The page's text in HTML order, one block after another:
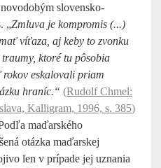
slovensko-
„Zmluva je kompromis (...)
víťaza, aj keby to zvonku
ktoré tu pôsobia
rokov eskalovali priam
hraníc.“ (Rudolf Chmel:
Kalligram, 1996, s. 385)
maďarského
otázka maďarskej
len v prípade jej uznania